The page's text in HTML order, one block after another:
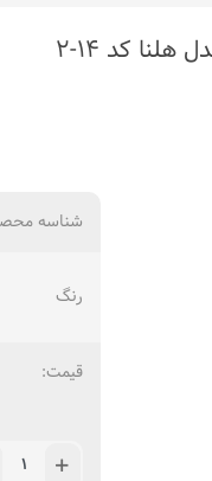
شناسه
رنگ